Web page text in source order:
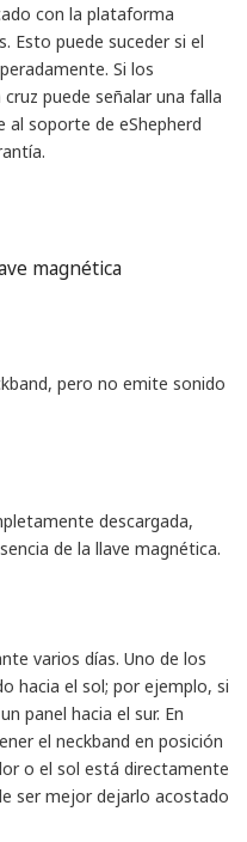
con la plataforma
Esto puede suceder si el
Si los
puede señalar una falla
al soporte de eShepherd
magnética
pero no emite sonido
descargada,
de la llave magnética.
varios días. Uno de los
hacia el sol; por ejemplo, si
panel hacia el sur. En
el neckband en posición
o el sol está directamente
ser mejor dejarlo acostado